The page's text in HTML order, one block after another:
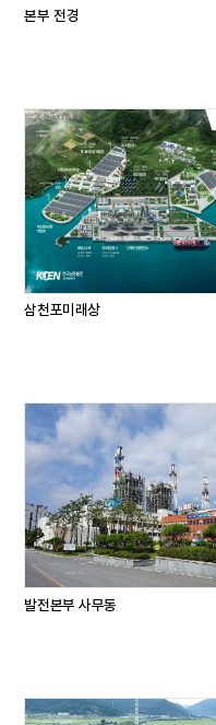
본부 전경
삼천포미래상
발전본부 사무동